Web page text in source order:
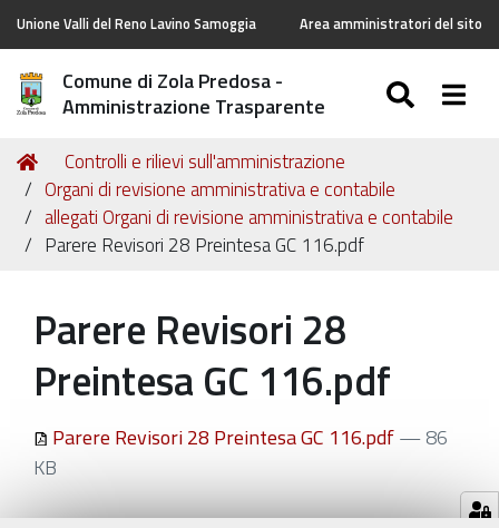
Unione Valli del Reno Lavino Samoggia Area amministratori del sito
Comune di Zola Predosa -
Amministrazione Trasparente
Tu
sei
qui:
Home
Controlli e rilievi sull'amministrazione
Organi di revisione amministrativa e contabile
allegati Organi di revisione amministrativa e contabile
Parere Revisori 28 Preintesa GC 116.pdf
Parere Revisori 28
Preintesa GC 116.pdf
Parere Revisori 28 Preintesa GC 116.pdf— 86
KB